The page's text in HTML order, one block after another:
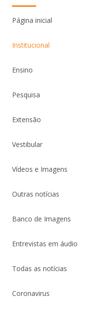
Página inicial
Institucional
Ensino
Pesquisa
Extensão
Vestibular
Vídeos e Imagens
Outras notícias
Banco de Imagens
Entrevistas em áudio
Todas as notícias
Coronavirus